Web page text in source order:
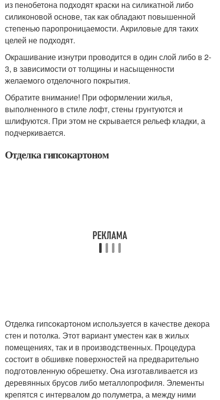
из пенобетона подходят краски на силикатной либо
силиконовой основе, так как обладают повышенной
степенью паропроницаемости. Акриловые для таких
целей не подходят.
Окрашивание изнутри проводится в один слой либо в 2-
3, в зависимости от толщины и насыщенности
желаемого отделочного покрытия.
Обратите внимание! При оформлении жилья,
выполненного в стиле лофт, стены грунтуются и
шлифуются. При этом не скрывается рельеф кладки, а
подчеркивается.
Отделка гипсокартоном
Отделка гипсокартоном используется в качестве декора
стен и потолка. Этот вариант уместен как в жилых
помещениях, так и в производственных. Процедура
состоит в обшивке поверхностей на предварительно
подготовленную обрешетку. Она изготавливается из
деревянных брусов либо металлопрофиля. Элементы
крепятся с интервалом до полуметра, а между ними